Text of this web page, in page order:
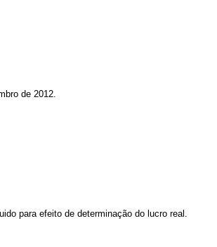
de 2012.
para efeito de determinação do lucro real.